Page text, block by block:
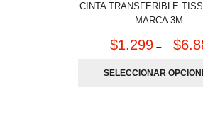
CINTA TRANSFERIBLE
MARCA 3M
$1.299 – $
SELECCIONAR